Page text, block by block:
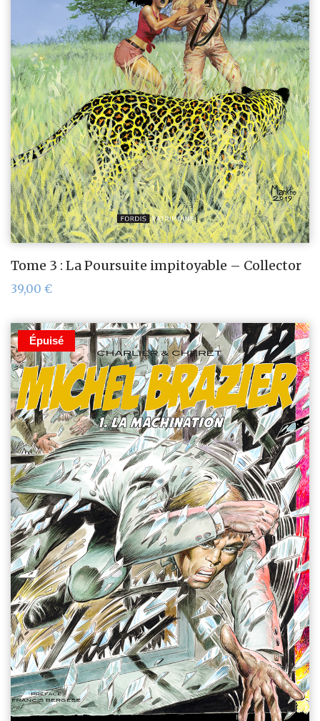
Tome 3 : La Poursuite impitoyable – Collector
39,00 €
Épuisé